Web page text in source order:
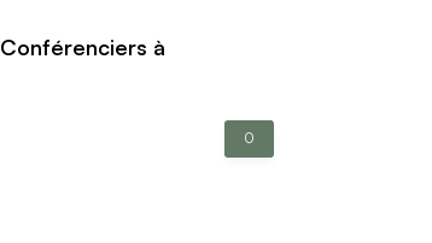
Conférenciers à
0